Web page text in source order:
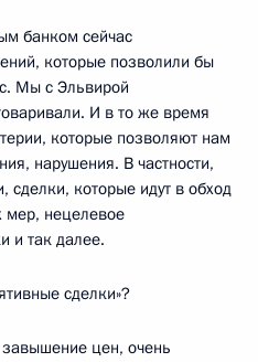
банком сейчас
которые позволили бы
Мы с Эльвирой
И в то же время
которые позволяют нам
нарушения. В частности,
сделки, которые идут в обход
мер, нецелевое
и так далее.
сделки»?
завышение цен, очень